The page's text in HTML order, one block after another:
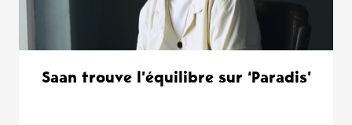
Saan trouve l’équilibre sur ‘Paradis’